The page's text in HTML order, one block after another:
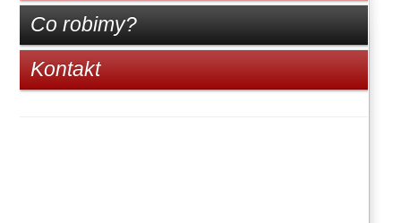
Co robimy?
Kontakt